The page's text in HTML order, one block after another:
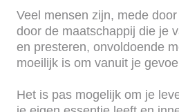
Veel mensen zijn, mede
door de maatschappij die je
en presteren, onvoldoende
moeilijk is om vanuit je
Het is pas mogelijk om je